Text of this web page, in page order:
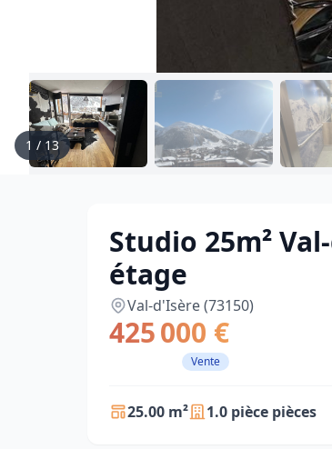
1 / 13
Studio 25m²
étage
Val-d'Isère (73150)
425 000 €
Vente
25.00 m² 1.0 pièce pièces